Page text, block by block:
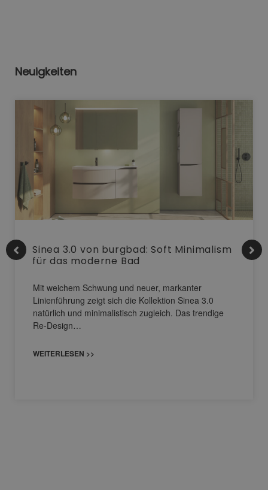
Neuigkeiten
Sinea 3.0 von burgbad: Soft Minimalism
für das moderne Bad
Mit weichem Schwung und neuer, markanter
Linienführung zeigt sich die Kollektion Sinea 3.0
natürlich und minimalistisch zugleich. Das trendige
Re-Design…
WEITERLESEN >>